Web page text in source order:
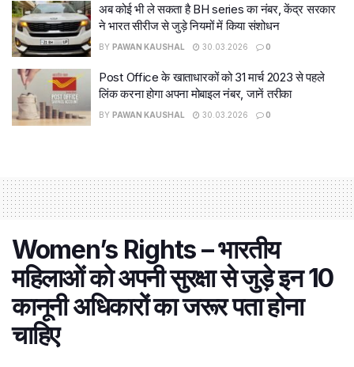
अब कोई भी ले सकता है BH series का नंबर, केंद्र सरकार
ने भारत सीरीज से जुड़े नियमों में किया संशोधन
BY PAWAN KAUSHAL 30.03.2026 0
Post Office के खाताधारकों को 31 मार्च 2023 से पहले
लिंक करना होगा अपना मोबाइल नंबर, जानें तरीका
BY PAWAN KAUSHAL 30.03.2026 0
Women’s Rights – भारतीय
महिलाओं को अपनी सुरक्षा से जुड़े इन 10
कानूनी अधिकारों का जरूर पता होना
चाहिए